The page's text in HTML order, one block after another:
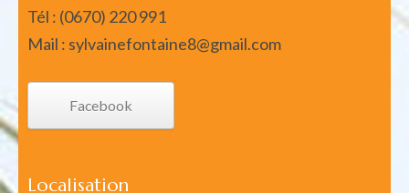
Tél : (0670) 220 991
Mail : sylvainefontaine8@gmail.com
Facebook
Localisation